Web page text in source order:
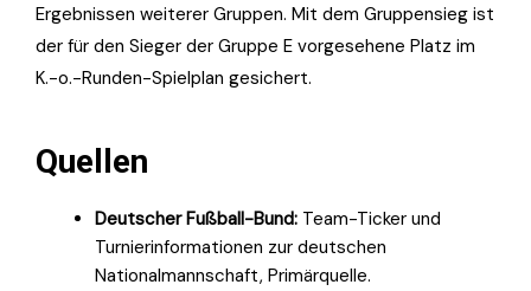
Ergebnissen weiterer Gruppen. Mit dem Gruppensieg ist
der für den Sieger der Gruppe E vorgesehene Platz im
K.-o.-Runden-Spielplan gesichert.
Quellen
Deutscher Fußball-Bund: Team-Ticker und
Turnierinformationen zur deutschen
Nationalmannschaft, Primärquelle.